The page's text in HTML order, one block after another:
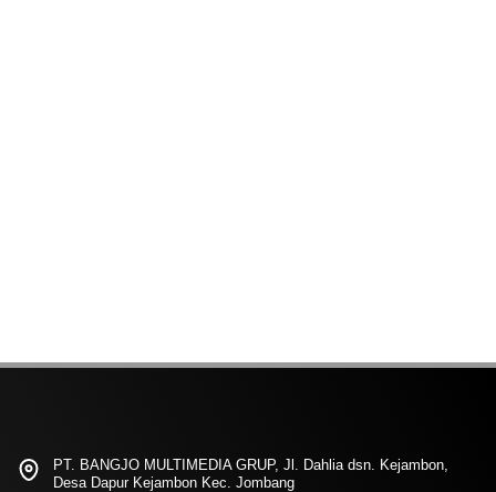
PT. BANGJO MULTIMEDIA GRUP, Jl. Dahlia dsn. Kejambon,
Desa Dapur Kejambon Kec. Jombang